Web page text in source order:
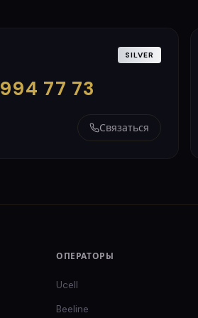
SILVER
994 77 73
Связаться
ОПЕРАТОРЫ
Ucell
Beeline